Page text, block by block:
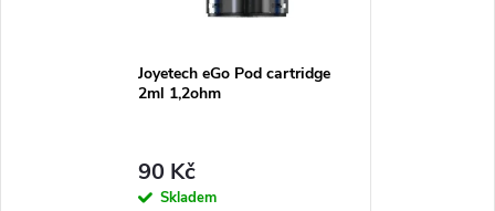
Joyetech eGo Pod cartridge
2ml 1,2ohm
90 Kč
Skladem